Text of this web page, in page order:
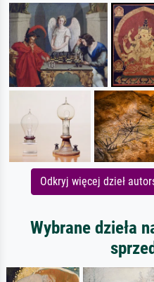
Odkryj więcej dzieł
Wybrane dzieła